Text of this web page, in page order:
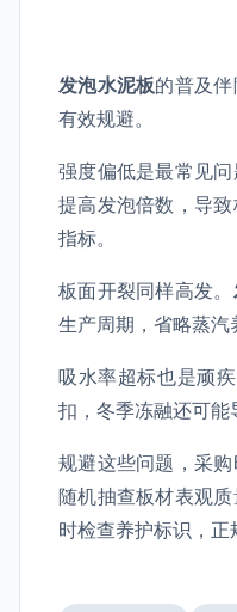
发泡水泥板的普及伴
有效规避。
强度偏低是最常见问
提高发泡倍数，导
指标。
板面开裂同样高发。
生产周期，省略蒸汽
吸水率超标也是顽
扣，冬季冻融还可能
规避这些问题，采
随机抽查板材表观
时检查养护标识，正